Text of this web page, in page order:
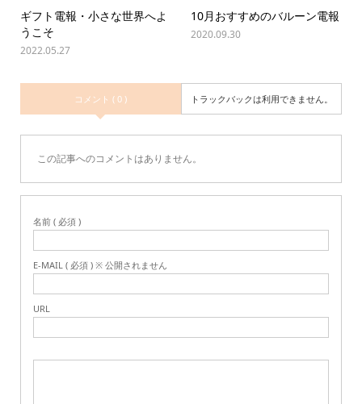
ギフト電報・小さな世界へよ
うこそ
2022.05.27
10月おすすめのバルーン電報
2020.09.30
コメント ( 0 ) トラックバックは利用できません。
この記事へのコメントはありません。
名前 ( 必須 )
E-MAIL ( 必須 ) ※ 公開されません
URL